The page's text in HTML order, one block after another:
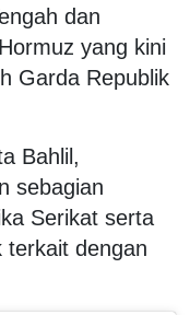
dan
yang kini
Garda Republik
Bahlil,
sebagian
Serikat serta
terkait dengan